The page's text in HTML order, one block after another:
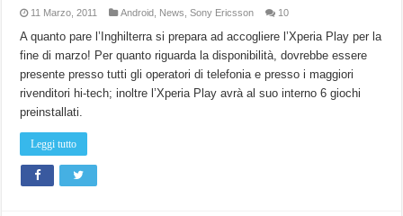
11 Marzo, 2011 Android News ,Sony Ericsson 10
A quanto pare l’Inghilterra si prepara ad accogliere l’Xperia Play per la
fine di marzo! Per quanto riguarda la disponibilità, dovrebbe essere
presente presso tutti gli operatori di telefonia e presso i maggiori
rivenditori hi-tech; inoltre l’Xperia Play avrà al suo interno 6 giochi
preinstallati.
Leggi tutto